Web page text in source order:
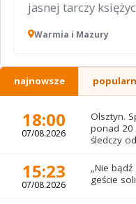
jasnej tarczy
Warmia i Mazury
najnowsze
18:00
07/08.2026
Olsztyn.
ponad 20
śledczy
15:23
07/08.2026
„Nie
geście